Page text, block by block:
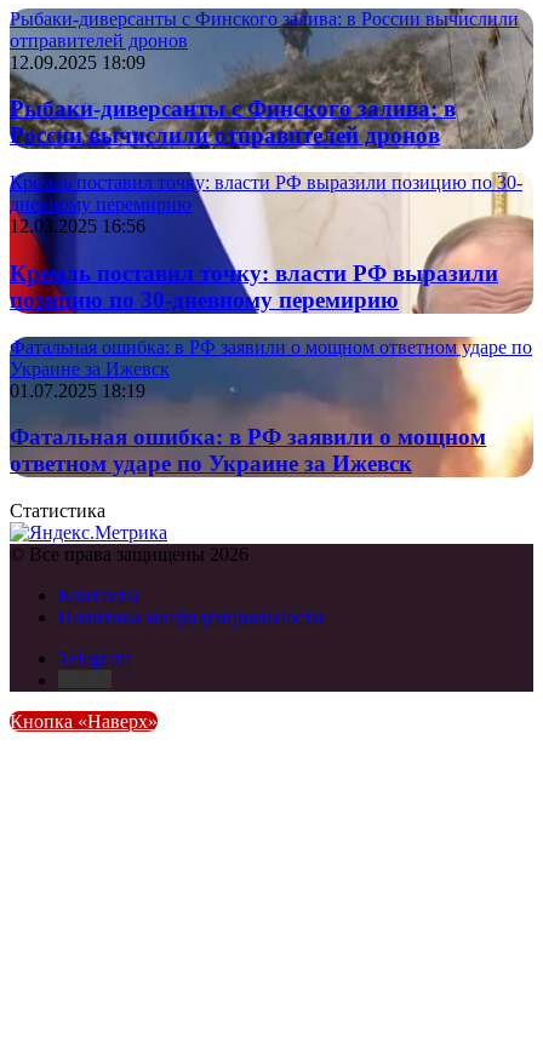
Рыбаки-диверсанты с Финского залива: в России вычислили
отправителей дронов
12.09.2025 18:09
Рыбаки-диверсанты с Финского залива: в
России вычислили отправителей дронов
Кремль поставил точку: власти РФ выразили позицию по 30-
дневному перемирию
12.03.2025 16:56
Кремль поставил точку: власти РФ выразили
позицию по 30-дневному перемирию
Фатальная ошибка: в РФ заявили о мощном ответном ударе по
Украине за Ижевск
01.07.2025 18:19
Фатальная ошибка: в РФ заявили о мощном
ответном ударе по Украине за Ижевск
Статистика
© Все права защищены 2026
Контакты
Политика конфиденциальности
Telegram
Кнопка «Наверх»